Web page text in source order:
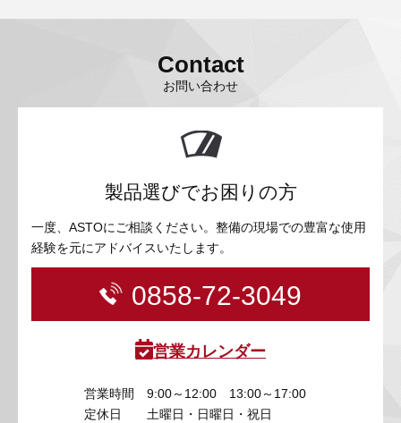
Contact
お問い合わせ
製品選びでお困りの方
一度、ASTOにご相談ください。整備の現場での豊富な使用
経験を元にアドバイスいたします。
0858-72-3049
営業カレンダー
営業時間
9:00～12:00 13:00～17:00
定休日
土曜日・日曜日・祝日